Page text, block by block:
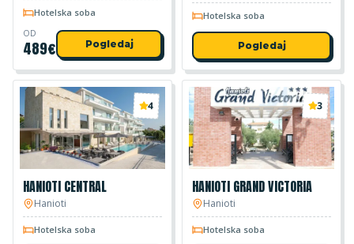
Hotelska soba
OD
489€ Pogledaj
Hotelska soba
Pogledaj
4
HANIOTI CENTRAL
Hanioti
Hotelska soba
3
HANIOTI GRAND VICTORIA
Hanioti
Hotelska soba